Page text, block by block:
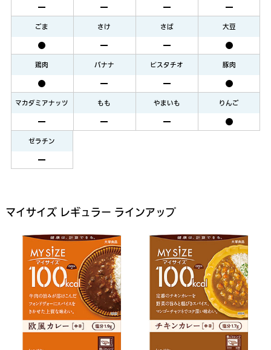
ごま さけ さば 大豆
鶏肉 バナナ ピスタチオ 豚肉
マカダミアナッツ もも やまいも りんご
ゼラチン
マイサイズ レギュラー ラインアップ